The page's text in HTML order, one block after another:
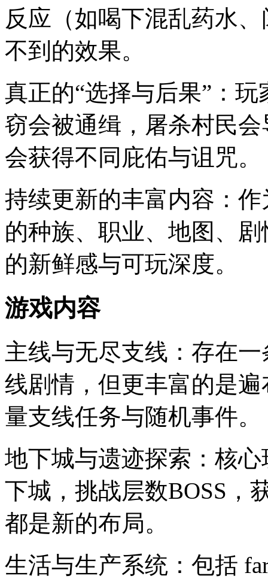
反应（如喝下混乱药水
不到的效果。
真正的“选择与后果”：
窃会被通缉，屠杀村民
会获得不同庇佑与诅咒。
持续更新的丰富内容：
的种族、职业、地图、
的新鲜感与可玩深度。
游戏内容
主线与无尽支线：存在
线剧情，但更丰富的是
量支线任务与随机事件。
地下城与遗迹探索：核
下城，挑战层数BOSS，
都是新的布局。
生活与生产系统：包括